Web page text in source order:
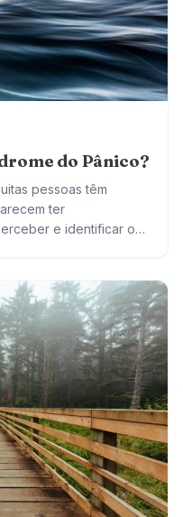
do Pânico?
pessoas têm
ter
e identificar o